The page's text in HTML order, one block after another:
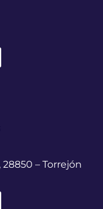
28850 – Torrejón